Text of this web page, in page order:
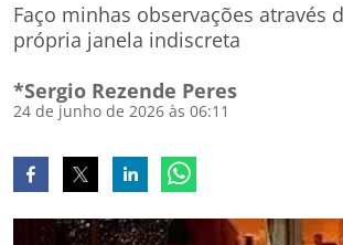
Faço minhas observações através
própria janela indiscreta
*Sergio Rezende Peres
24 de junho de 2026 às 06:11